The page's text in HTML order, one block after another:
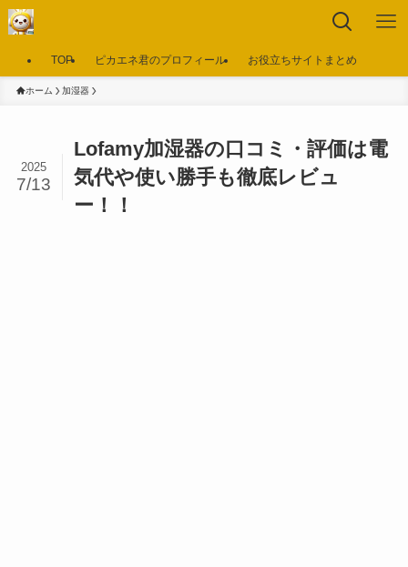
TOP ピカエネ君のプロフィール お役立ちサイトまとめ
ホーム 加湿器
Lofamy加湿器の口コミ・評価は電
気代や使い勝手も徹底レビュ
ー！！
2025
7/13